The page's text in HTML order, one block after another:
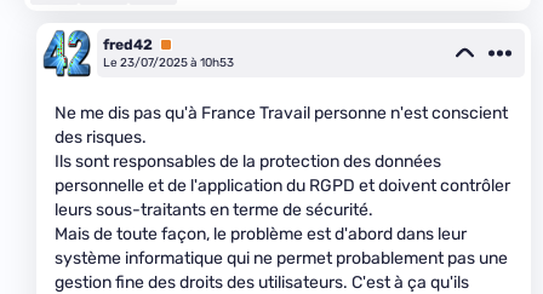
fred42 Premium
Le 23/07/2025 à 10h53
Ne me dis pas qu'à France Travail personne n'est conscient
des risques.
Ils sont responsables de la protection des données
personnelle et de l'application du RGPD et doivent contrôler
leurs sous-traitants en terme de sécurité.
Mais de toute façon, le problème est d'abord dans leur
système informatique qui ne permet probablement pas une
gestion fine des droits des utilisateurs. C'est à ça qu'ils